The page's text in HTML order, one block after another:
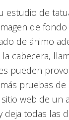
estudio de
de
de ánimo
cabecera,
pueden
pruebas
web de un
deja todas las